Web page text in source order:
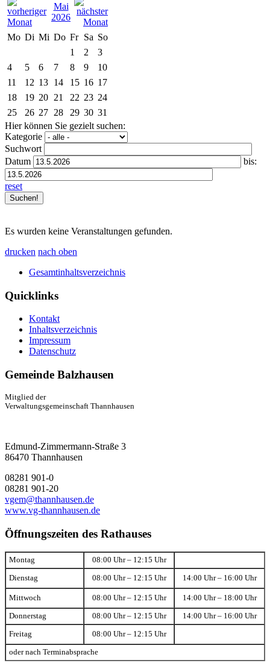
Mai
2026
Mo Di Mi Do Fr Sa So
1
2
3
4
5 6 7 8 9
10
11
12 13 14 15 16 17
18
19 20 21 22 23 24
25
26 27 28 29 30 31
Hier können Sie gezielt suchen:
Kategorie
Suchwort
Datum
bis:
reset
Es wurden keine Veranstaltungen gefunden.
drucken nach oben
Gesamtinhaltsverzeichnis
Quicklinks
Kontakt
Inhaltsverzeichnis
Impressum
Datenschutz
Gemeinde Balzhausen
Mitglied der
Verwaltungsgemeinschaft Thannhausen
Edmund-Zimmermann-Straße 3
86470 Thannhausen
08281 901-0
08281 901-20
vgem@thannhausen.de
www.vg-thannhausen.de
Öffnungszeiten des Rathauses
Montag 08:00 Uhr – 12:15 Uhr
Dienstag 08:00 Uhr – 12:15 Uhr 14:00 Uhr – 16:00 Uhr
Mittwoch 08:00 Uhr – 12:15 Uhr 14:00 Uhr – 18:00 Uhr
Donnerstag 08:00 Uhr – 12:15 Uhr 14:00 Uhr – 16:00 Uhr
Freitag 08:00 Uhr – 12:15 Uhr
oder nach Terminabsprache